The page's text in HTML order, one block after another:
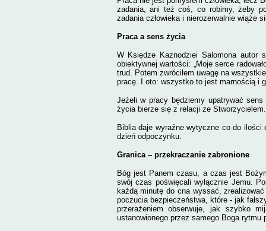
zadania, ani też coś, co robimy, żeby
zadania człowieka i nierozerwalnie wiąże
Praca a sens życia
W Księdze Kaznodziei Salomona autor
obiektywnej wartości: „Moje serce
trud. Potem zwróciłem uwagę na
pracę. I oto: wszystko to jest marnością i
Jeżeli w pracy będziemy upatrywać
życia bierze się z relacji ze Stworzycielem.
Biblia daje wyraźne wytyczne co do
dzień odpoczynku.
Granica – przekraczanie zabronione
Bóg jest Panem czasu, a czas jest
swój czas poświęcali wyłącznie Jemu.
każdą minutę do cna wyssać,
poczucia bezpieczeństwa, które - jak
przerażeniem obserwuje, jak szybko
ustanowionego przez samego Boga rytmu